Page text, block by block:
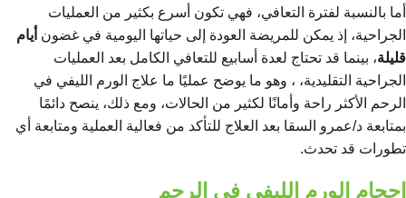
أما بالنسبة لفترة التعافي، فهي تكون أسرع بكثير من العمليات
الجراحية، إذ يمكن للمريضة العودة إلى حياتها اليومية في غضون أيام
قليلة، بينما قد تحتاج لعدة أسابيع للتعافي الكامل بعد العمليات
الجراحية التقليدية، ، وهو ما يوضح عمليًا ما علاج الورم الليفي في
الرحم
الأكثر راحة وأمانًا لكثير من الحالات، ومع ذلك، ينصح دائمًا
بمتابعة د/عمرو السقا بعد العلاج للتأكد من فعالية العملية ومتابعة أي
تطورات قد تحدث.
احجام الورم الليفي في الرحم